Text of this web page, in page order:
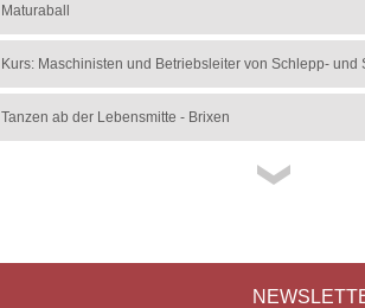
Maturaball
Kurs: Maschinisten und Betriebsleiter von Schlepp- und
Tanzen ab der Lebensmitte - Brixen